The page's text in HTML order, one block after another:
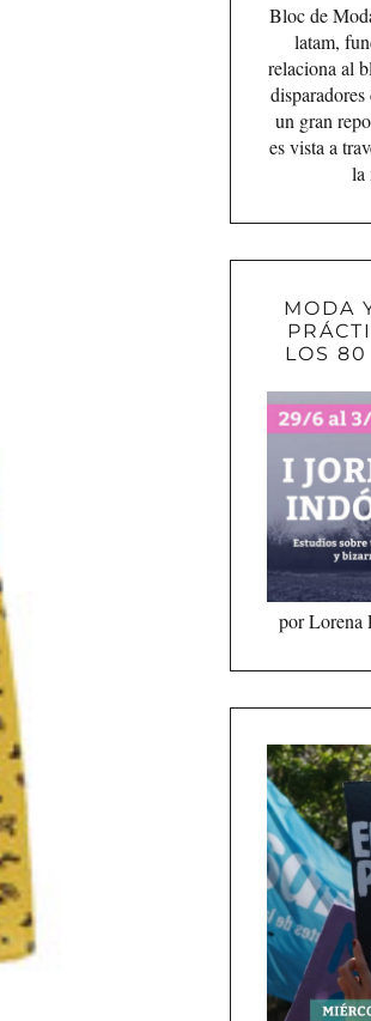
Bloc de
latam,
relaciona al
un gran
es vista a
la
MODA
LOS
por